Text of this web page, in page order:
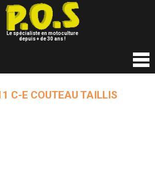
Le spécialiste en motoculture
depuis + de 30 ans !
C-E COUTEAU TAILLIS